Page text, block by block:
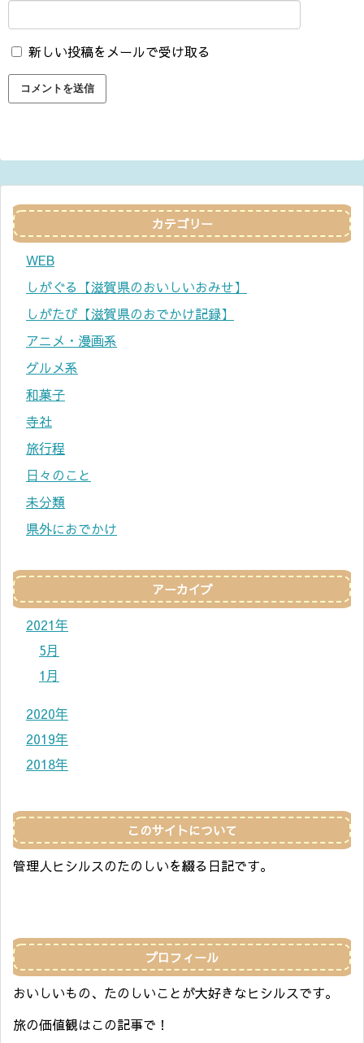
新しい投稿をメールで受け取る
カテゴリー
WEB
しがぐる【滋賀県のおいしいおみせ】
しがたび【滋賀県のおでかけ記録】
アニメ・漫画系
グルメ系
和菓子
寺社
旅行程
日々のこと
未分類
県外におでかけ
アーカイブ
2021年
5月
1月
2020年
2019年
2018年
このサイトについて
管理人ヒシルスのたのしいを綴る日記です。
プロフィール
おいしいもの、たのしいことが大好きなヒシルスです。
旅の価値観はこの記事で！